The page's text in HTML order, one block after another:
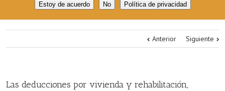
Anterior Siguiente
Las deducciones por vivienda y rehabilitación,
Estoy de acuerdo No Política de privacidad